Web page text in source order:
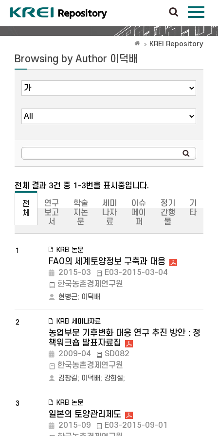
KREI Repository
Browsing by Author 이덕배
전체 결과 3건 중 1-3번을 표시중입니다.
전
체
연구
보고
서
학술
지논
문
세미
나자
료
이슈
페이
퍼
정기
간행
물
기
타
1 KREI 논문
FAO의 세계토양정보 구축과 대응
2015-03
E03-2015-03-04
한국농촌경제연구원
현병근; 이덕배
2 KREI 세미나자료
농업부문 기후변화 대응 연구 추진 방안 : 정
책워크숍 발표자료집
2009-04
SD082
한국농촌경제연구원
김창길; 이덕배; 강희설;
3 KREI 논문
일본의 토양관리제도
2015-09
E03-2015-09-01